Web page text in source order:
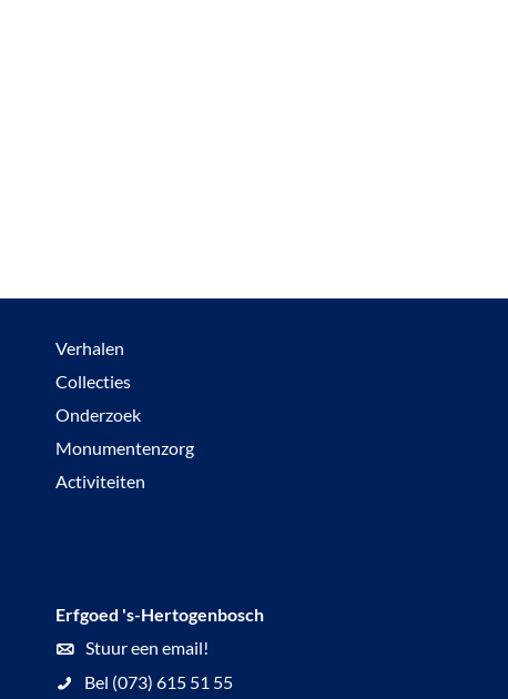
Verhalen
Collecties
Onderzoek
Monumentenzorg
Activiteiten
Erfgoed 's-Hertogenbosch
Stuur een email!
Bel (073) 615 51 55